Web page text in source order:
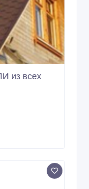
из всех